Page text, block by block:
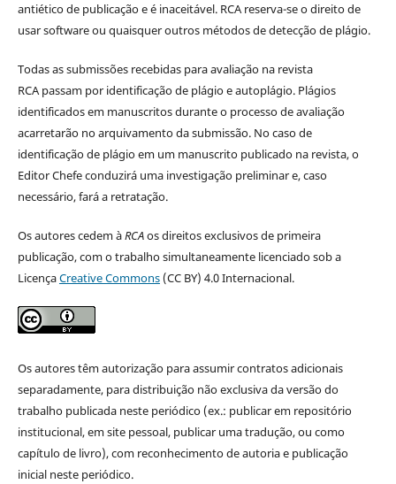
antiético de publicação e é inaceitável. RCA reserva-se o direito de
usar software ou quaisquer outros métodos de detecção de plágio.
Todas as submissões recebidas para avaliação na revista
RCA passam por identificação de plágio e autoplágio. Plágios
identificados em manuscritos durante o processo de avaliação
acarretarão no arquivamento da submissão. No caso de
identificação de plágio em um manuscrito publicado na revista, o
Editor Chefe conduzirá uma investigação preliminar e, caso
necessário, fará a retratação.
Os autores cedem àRCAos direitos exclusivos de primeira
publicação, com o trabalho simultaneamente licenciado sob a
LicençaCreative Commons(CC BY) 4.0 Internacional.
Os autores têm autorização para assumir contratos adicionais
separadamente, para distribuição não exclusiva da versão do
trabalho publicada neste periódico (ex.: publicar em repositório
institucional, em site pessoal, publicar uma tradução, ou como
capítulo de livro), com reconhecimento de autoria e publicação
inicial neste periódico.